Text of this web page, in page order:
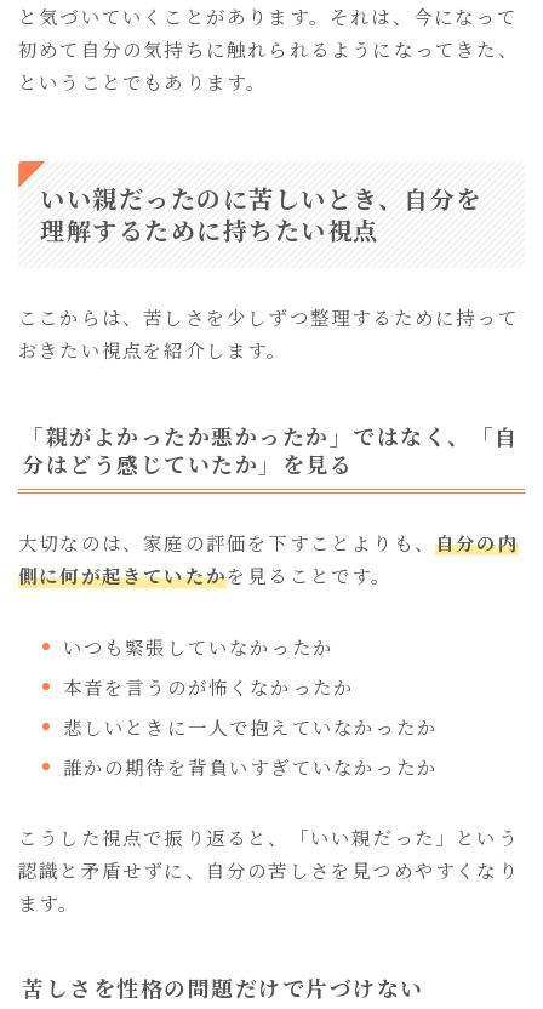
と気づいていくことがあります。それは、今になって
初めて自分の気持ちに触れられるようになってきた、
ということでもあります。
いい親だったのに苦しいとき、自分を
理解するために持ちたい視点
ここからは、苦しさを少しずつ整理するために持って
おきたい視点を紹介します。
「親がよかったか悪かったか」ではなく、「自
分はどう感じていたか」を見る
大切なのは、家庭の評価を下すことよりも、 自分の内
側に何が起きていたかを見ることです。
いつも緊張していなかったか
本音を言うのが怖くなかったか
悲しいときに一人で抱えていなかったか
誰かの期待を背負いすぎていなかったか
こうした視点で振り返ると、「いい親だった」という
認識と矛盾せずに、自分の苦しさを見つめやすくなり
ます。
苦しさを性格の問題だけで片づけない